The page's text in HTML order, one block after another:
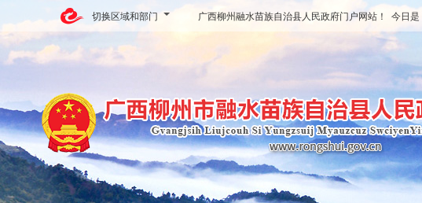
切换区域和部门 广西柳州融水苗族自治县人民政府门户网站！ 今日是